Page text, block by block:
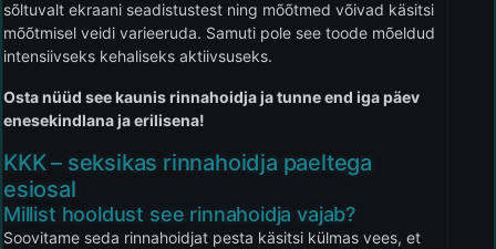
sõltuvalt ekraani seadistustest ning mõõtmed võivad käsitsi
mõõtmisel veidi varieeruda. Samuti pole see toode mõeldud
intensiivseks kehaliseks aktiivsuseks.
Osta nüüd see kaunis rinnahoidja ja tunne end iga päev
enesekindlana ja erilisena!
KKK – seksikas rinnahoidja paeltega
esiosal
Millist hooldust see rinnahoidja vajab?
Soovitame seda rinnahoidjat pesta käsitsi külmas vees, et